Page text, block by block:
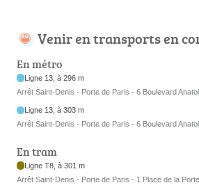
Venir en transports en
En métro
Ligne 13, à 296 m
Arrêt Saint-Denis - Porte de Paris - 6 Boulevard
Ligne 13, à 303 m
Arrêt Saint-Denis - Porte de Paris - 6 Boulevard
En tram
Ligne T8, à 301 m
Arrêt Saint-Denis - Porte de Paris - 1 Place de la